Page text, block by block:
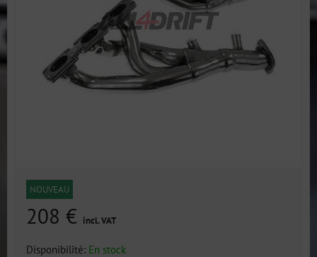
NOUVEAU
208 € incl. VAT
Disponibilité: En stock